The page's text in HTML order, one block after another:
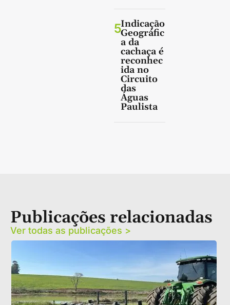
5Indicação
Geográfic
a da
cachaça é
reconhec
ida no
Circuito
das
Águas
Paulista
Publicações relacionadas
Ver todas as publicações >